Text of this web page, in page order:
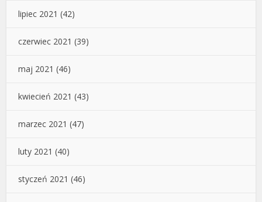
lipiec 2021 (42)
czerwiec 2021 (39)
maj 2021 (46)
kwiecień 2021 (43)
marzec 2021 (47)
luty 2021 (40)
styczeń 2021 (46)